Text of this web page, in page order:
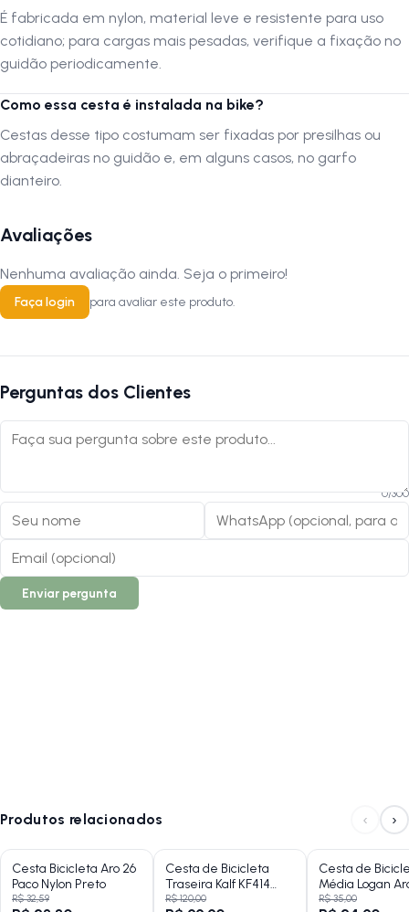
É fabricada em nylon, material leve e resistente para uso
cotidiano; para cargas mais pesadas, verifique a fixação no
guidão periodicamente.
Como essa cesta é instalada na bike?
Cestas desse tipo costumam ser fixadas por presilhas ou
abraçadeiras no guidão e, em alguns casos, no garfo
dianteiro.
Avaliações
Nenhuma avaliação ainda. Seja o primeiro!
Faça login para avaliar este produto.
Perguntas dos Clientes
0/300
Enviar pergunta
Produtos relacionados ‹ ›
Cesta Bicicleta Aro 26
Paco Nylon Preto
R$ 32,59
Cesta de Bicicleta
Traseira Kalf KF414
Coletiva Marrom
R$ 120,00
Cesta de
Média Logan
Aço Preto
R$ 35,00